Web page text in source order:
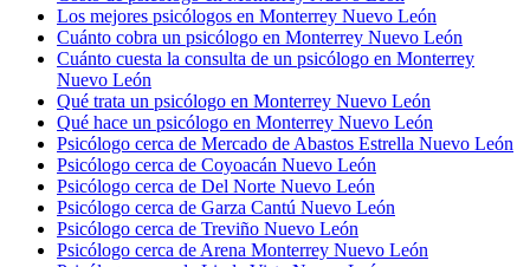
Los mejores psicólogos en Monterrey Nuevo León
Cuánto cobra un psicólogo en Monterrey Nuevo León
Cuánto cuesta la consulta de un psicólogo en Monterrey
Nuevo León
Qué trata un psicólogo en Monterrey Nuevo León
Qué hace un psicólogo en Monterrey Nuevo León
Psicólogo cerca de Mercado de Abastos Estrella Nuevo León
Psicólogo cerca de Coyoacán Nuevo León
Psicólogo cerca de Del Norte Nuevo León
Psicólogo cerca de Garza Cantú Nuevo León
Psicólogo cerca de Treviño Nuevo León
Psicólogo cerca de Arena Monterrey Nuevo León